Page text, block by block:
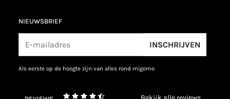
NIEUWSBRIEF
INSCHRIJVEN
als eerste op de hoogte zijn van alles rond migomo